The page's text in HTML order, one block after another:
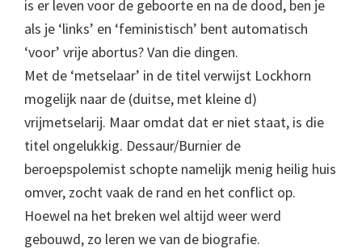
is er leven voor de geboorte en na de dood, ben je
als je ‘links’ en ‘feministisch’ bent automatisch
‘voor’ vrije abortus? Van die dingen.
Met de ‘metselaar’ in de titel verwijst Lockhorn
mogelijk naar de (duitse, met kleine d)
vrijmetselarij. Maar omdat dat er niet staat, is die
titel ongelukkig. Dessaur/Burnier de
beroepspolemist schopte namelijk menig heilig huis
omver, zocht vaak de rand en het conflict op.
Hoewel na het breken wel altijd weer werd
gebouwd, zo leren we van de biografie.